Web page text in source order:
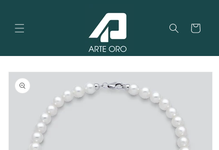
Carrello
informazioni
sul
prodotto